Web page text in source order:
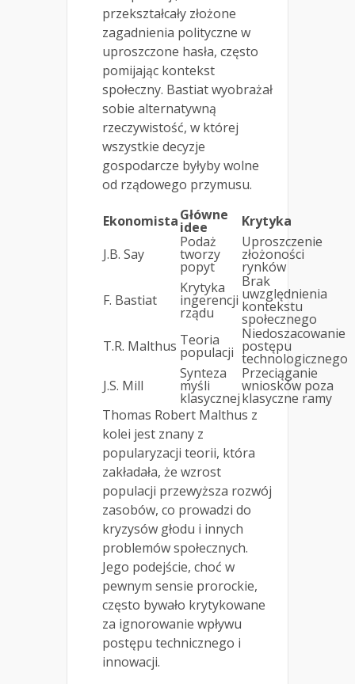
przekształcały złożone
zagadnienia polityczne w
uproszczone hasła, często
pomijając kontekst
społeczny. Bastiat wyobrażał
sobie alternatywną
rzeczywistość, w której
wszystkie decyzje
gospodarcze byłyby wolne
od rządowego przymusu.
EkonomistaGłówne
idee
Krytyka
J.B. Say
Podaż
tworzy
popyt
Uproszczenie
złożoności
rynków
F. Bastiat
Krytyka
ingerencji
rządu
Brak
uwzględnienia
kontekstu
społecznego
T.R. Malthus Teoria
populacji
Niedoszacowanie
postępu
technologicznego
J.S. Mill
Synteza
myśli
klasycznej
Przeciąganie
wniosków poza
klasyczne ramy
Thomas Robert Malthus z
kolei jest znany z
popularyzacji teorii, która
zakładała, że wzrost
populacji przewyższa rozwój
zasobów, co prowadzi do
kryzysów głodu i innych
problemów społecznych.
Jego podejście, choć w
pewnym sensie prorockie,
często bywało krytykowane
za ignorowanie wpływu
postępu technicznego i
innowacji.